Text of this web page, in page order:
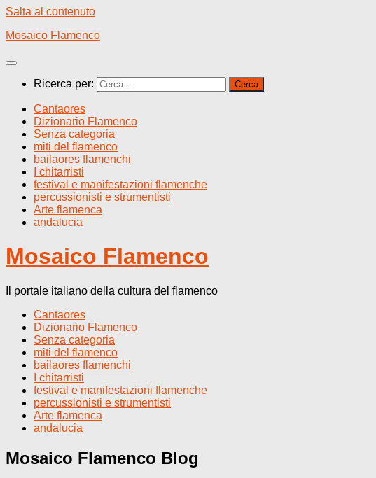
Salta al contenuto
Mosaico Flamenco
Ricerca per:
Cantaores
Dizionario Flamenco
Senza categoria
miti del flamenco
bailaores flamenchi
I chitarristi
festival e manifestazioni flamenche
percussionisti e strumentisti
Arte flamenca
andalucia
Mosaico Flamenco
Il portale italiano della cultura del flamenco
Cantaores
Dizionario Flamenco
Senza categoria
miti del flamenco
bailaores flamenchi
I chitarristi
festival e manifestazioni flamenche
percussionisti e strumentisti
Arte flamenca
andalucia
Mosaico Flamenco Blog